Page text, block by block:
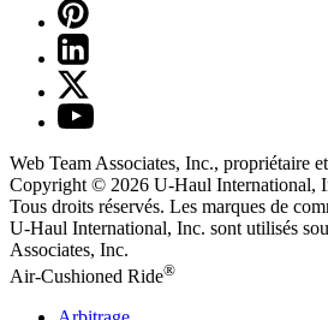
Web Team Associates, Inc., propriétaire
Copyright © 2026 U-Haul International,
Tous droits réservés. Les marques de
U-Haul International, Inc. sont utilisés
Associates, Inc.
Air-Cushioned Ride®